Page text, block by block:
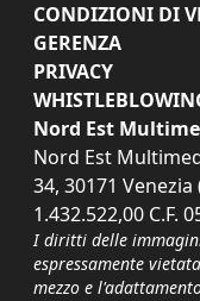
CONDIZIONI DI
GERENZA
PRIVACY
Nord Est
Nord Est
34, 30171 Venezia
1.432.522,00 C.F.
I diritti delle
espressamente
mezzo e